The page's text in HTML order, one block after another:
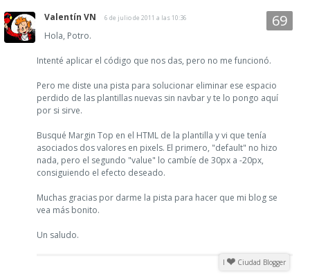
Valentín VN 6 de julio de 2011 a las 10:36
Hola, Potro.
Intenté aplicar el código que nos das, pero no me funcionó.
Pero me diste una pista para solucionar eliminar ese espacio
perdido de las plantillas nuevas sin navbar y te lo pongo aquí
por si sirve.
Busqué Margin Top en el HTML de la plantilla y vi que tenía
asociados dos valores en pixels. El primero, "default" no hizo
nada, pero el segundo "value" lo cambíe de 30px a -20px,
consiguiendo el efecto deseado.
Muchas gracias por darme la pista para hacer que mi blog se
vea más bonito.
Un saludo.
I Ciudad Blogger